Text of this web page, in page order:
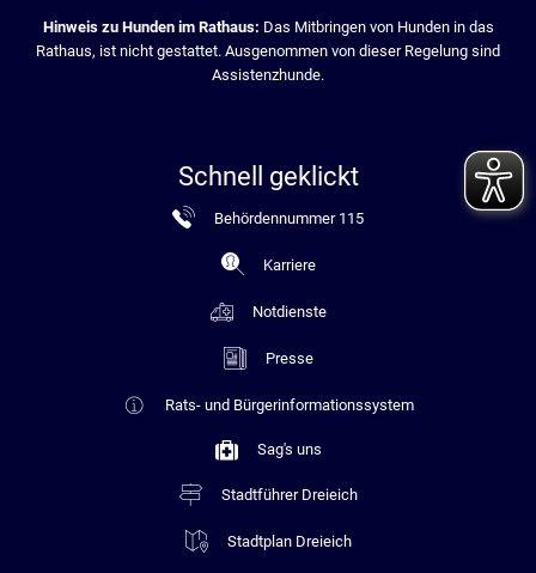
Hinweis zu Hunden im Rathaus: Das Mitbringen von Hunden in das
Rathaus, ist nicht gestattet. Ausgenommen von dieser Regelung sind
Assistenzhunde.
Schnell geklickt
Behördennummer 115
Karriere
Notdienste
Presse
Rats- und Bürgerinformationssystem
Sag's uns
Stadtführer Dreieich
Stadtplan Dreieich